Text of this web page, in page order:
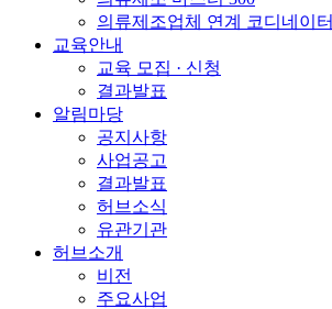
의류제조업체 연계 코디네이터
교육안내
교육 모집 · 신청
결과발표
알림마당
공지사항
사업공고
결과발표
허브소식
유관기관
허브소개
비전
주요사업